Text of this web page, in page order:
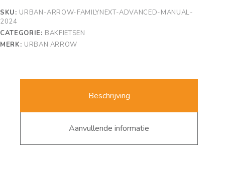
SKU: URBAN-ARROW-FAMILYNEXT-ADVANCED-MANUAL-
2024
CATEGORIE: BAKFIETSEN
MERK: URBAN ARROW
Beschrijving
Aanvullende informatie